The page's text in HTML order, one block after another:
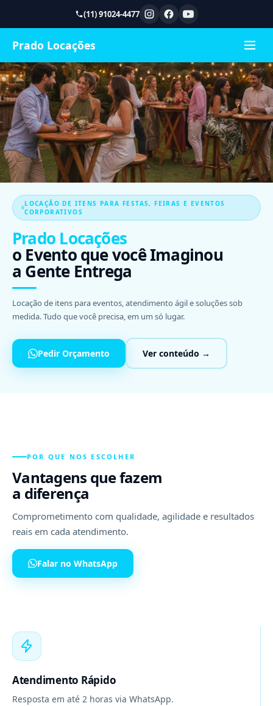
(11) 91024-4477
Prado Locações
LOCAÇÃO DE ITENS PARA FESTAS, FEIRAS E EVENTOS
CORPORATIVOS
Prado Locações
o Evento que você Imaginou
a Gente Entrega
Locação de itens para eventos, atendimento ágil e soluções sob
medida. Tudo que você precisa, em um só lugar.
Pedir Orçamento Ver conteúdo →
POR QUE NOS ESCOLHER
Vantagens que fazem
a diferença
Comprometimento com qualidade, agilidade e resultados
reais em cada atendimento.
Falar no WhatsApp
Atendimento Rápido
Resposta em até 2 horas via WhatsApp.